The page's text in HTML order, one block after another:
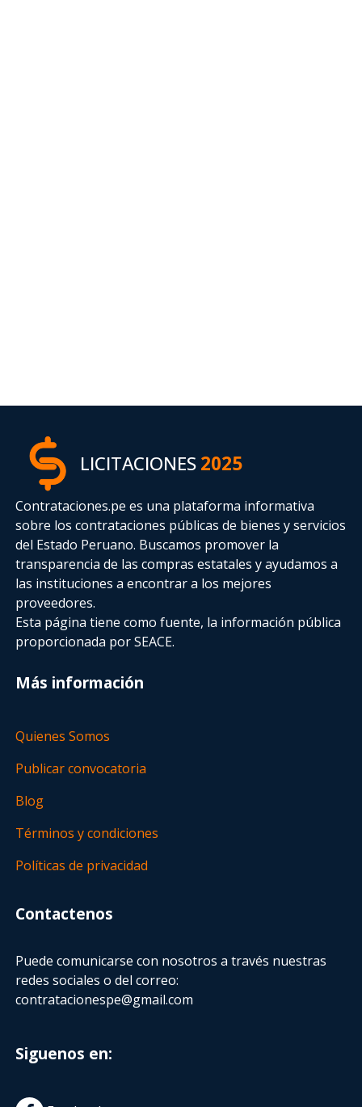
LICITACIONES2025
Contrataciones.pe es una plataforma informativa
sobre los contrataciones públicas de bienes y servicios
del Estado Peruano. Buscamos promover la
transparencia de las compras estatalesy ayudamos a
las instituciones a encontrar a los mejores
proveedores.
Esta página tiene como fuente, la información pública
proporcionada por SEACE.
Más información
Quienes Somos
Publicar convocatoria
Blog
Términos y condiciones
Políticas de privacidad
Contactenos
Puede comunicarse con nosotros a través nuestras
redes sociales o del correo:
contratacionespe@gmail.com
Siguenos en: